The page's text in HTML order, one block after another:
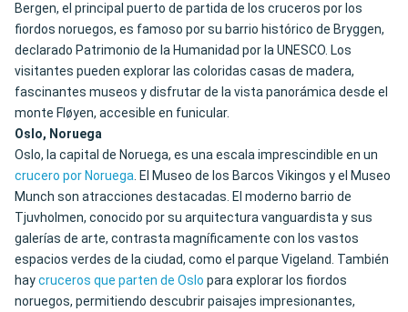
Bergen, el principal puerto de partida de los cruceros por los
fiordos noruegos, es famoso por su barrio histórico de Bryggen,
declarado Patrimonio de la Humanidad por la UNESCO. Los
visitantes pueden explorar las coloridas casas de madera,
fascinantes museos y disfrutar de la vista panorámica desde el
monte Fløyen, accesible en funicular.
Oslo, Noruega
Oslo, la capital de Noruega, es una escala imprescindible en un
crucero por Noruega. El Museo de los Barcos Vikingos y el Museo
Munch son atracciones destacadas. El moderno barrio de
Tjuvholmen, conocido por su arquitectura vanguardista y sus
galerías de arte, contrasta magníficamente con los vastos
espacios verdes de la ciudad, como el parque Vigeland. También
haycruceros que parten de Oslo para explorar los fiordos
noruegos, permitiendo descubrir paisajes impresionantes,